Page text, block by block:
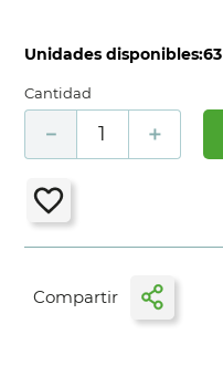
Unidades disponibles:63
Cantidad
＋
－